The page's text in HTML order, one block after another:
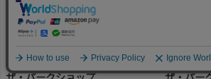
何かお探しですか？